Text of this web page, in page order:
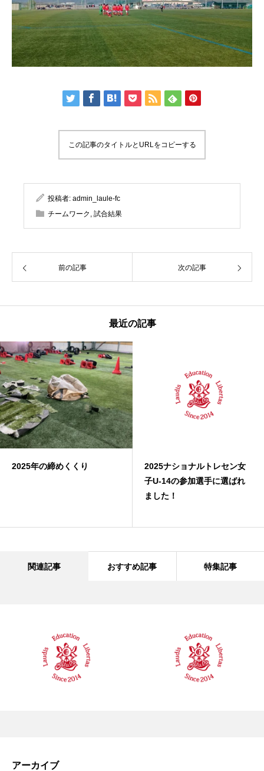
この記事のタイトルとURLをコピーする
投稿者: admin_laule-fc
チームワーク 試合結果
前の記事 次の記事
最近の記事
2025年の締めくくり
2025ナショナルトレセン女
子U-14の参加選手に選ばれ
ました！
関連記事 おすすめ記事 特集記事
アーカイブ